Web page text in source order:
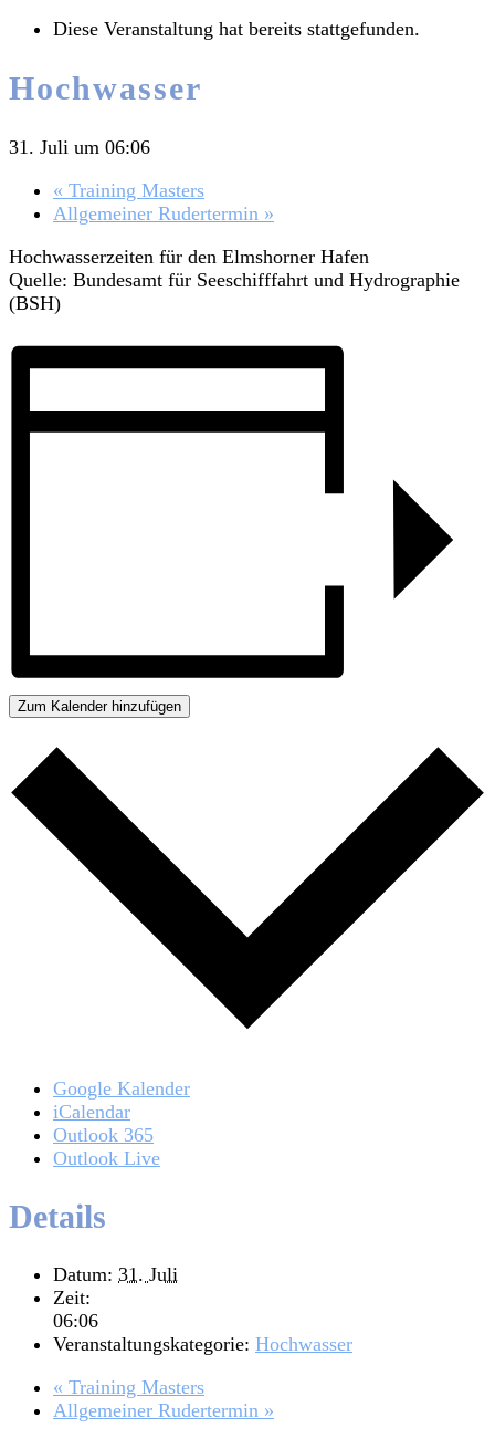
Diese Veranstaltung hat bereits stattgefunden.
Hochwasser
31. Juli um 06:06
« Training Masters
Allgemeiner Rudertermin »
Hochwasserzeiten für den Elmshorner Hafen
Quelle: Bundesamt für Seeschifffahrt und Hydrographie
(BSH)
Zum Kalender hinzufügen
Google Kalender
iCalendar
Outlook 365
Outlook Live
Details
Datum: 31. Juli
Zeit:
06:06
Veranstaltungskategorie: Hochwasser
« Training Masters
Allgemeiner Rudertermin »